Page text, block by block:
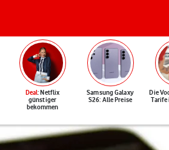
Deal: Netflix
günstiger
bekommen
Samsung Galaxy
S26: Alle Preise
Die
Tarife